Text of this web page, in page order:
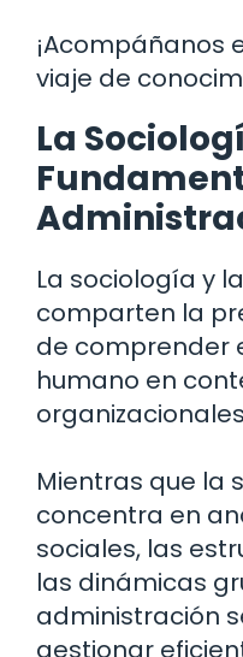
¡Acompáñanos
viaje de
La
La sociología y
comparten la
de comprender
humano en
Mientras que la
concentra en
sociales, las
las dinámicas
administración
gestionar